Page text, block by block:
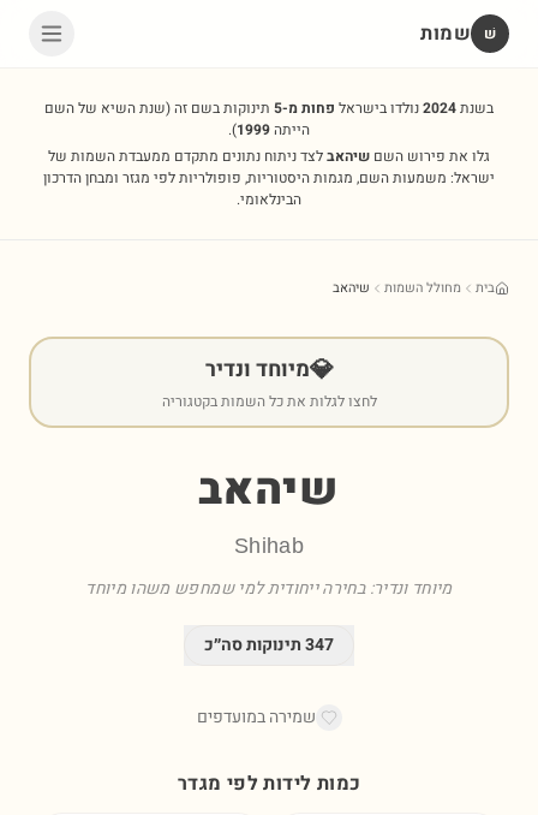
שׁ שמות
בשנת2024נולדו בישראל פחות מ-5 תינוקות בשם זה(שנת השיא של השם
הייתה1999
).
גלו את פירוש השם שיהאבלצד ניתוח נתונים מתקדם ממעבדת השמות של
ישראל: משמעות השם, מגמות היסטוריות, פופולריות לפי מגזר ומבחן הדרכון
הבינלאומי.
בית מחולל השמות שיהאב
💎מיוחד ונדיר
לחצו לגלות את כל השמות בקטגוריה
שיהאב
Shihab
מיוחד ונדיר: בחירה ייחודית למי שמחפש משהו מיוחד
347תינוקות סה״כ
שמירה במועדפים
כמות לידות לפי מגדר